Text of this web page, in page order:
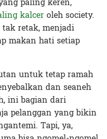
kalceroleh society.
retak, menjadi
makan hati setiap
untuk tetap ramah
dan seaneh
ini bagian dari
pelanggan yang bikin
Tapi, ya,